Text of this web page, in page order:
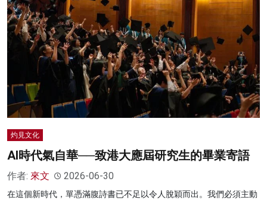
灼見文化
AI時代氣自華──致港大應屆研究生的畢業寄語
作者: 來文 2026-06-30
在這個新時代，單憑滿腹詩書已不足以令人脫穎而出。我們必須主動